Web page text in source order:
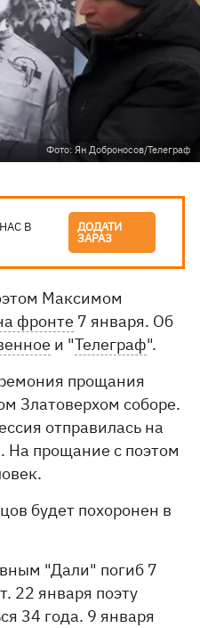
Фото: Ян Доброносов/Телеграф
В ДОДАТИ
ЗАРАЗ
Максимом
фронте 7 января. Об
и "Телеграф".
прощания
Златоверхом соборе.
отправилась на
прощание с поэтом
будет похоронен в
"Дали" погиб 7
22 января поэту
34 года. 9 января